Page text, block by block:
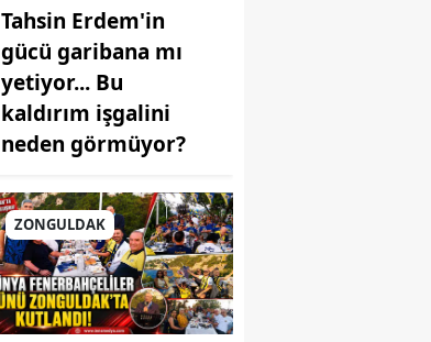
Tahsin Erdem'in
gücü garibana mı
yetiyor... Bu
kaldırım işgalini
neden görmüyor?
ZONGULDAK